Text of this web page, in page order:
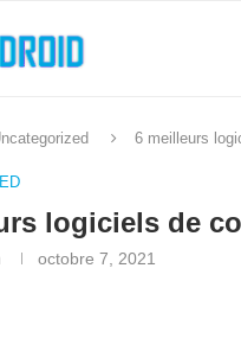
6 meilleurs
logiciels de
octobre 7, 2021